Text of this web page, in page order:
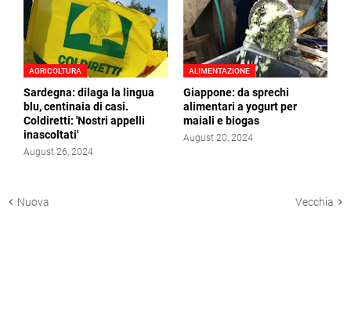
AGRICOLTURA
Sardegna: dilaga la lingua
blu, centinaia di casi.
Coldiretti: 'Nostri appelli
inascoltati'
August 26, 2024
ALIMENTAZIONE
Giappone: da sprechi
alimentari a yogurt per
maiali e biogas
August 20, 2024
Nuova Vecchia